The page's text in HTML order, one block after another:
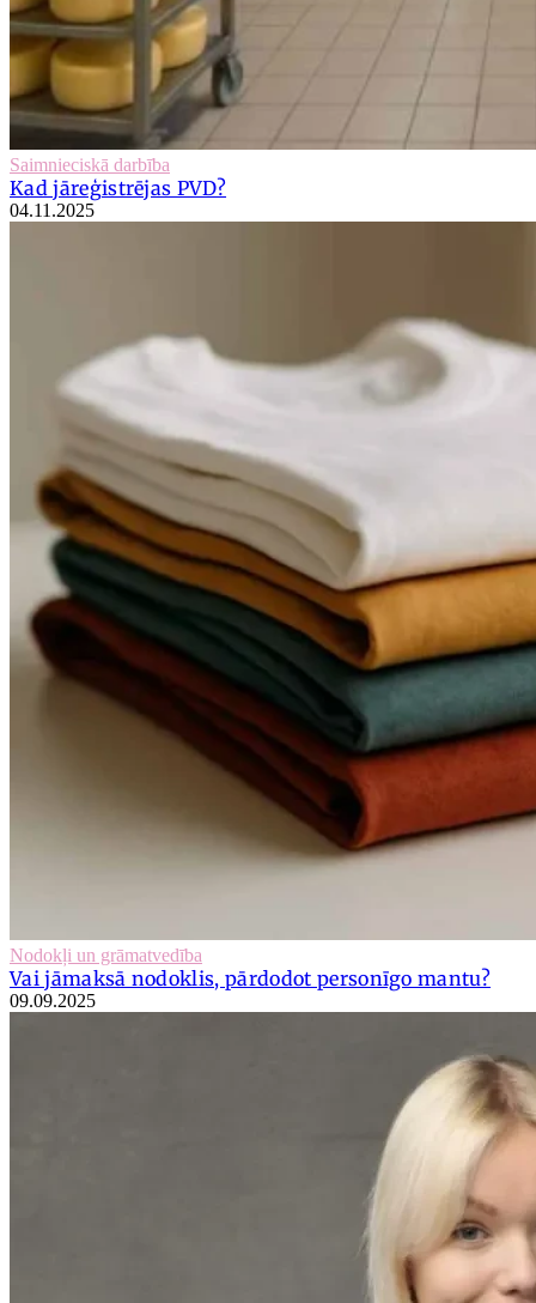
Saimnieciskā darbība
Kad jāreģistrējas PVD?
04.11.2025
Nodokļi un grāmatvedība
Vai jāmaksā nodoklis, pārdodot personīgo mantu?
09.09.2025